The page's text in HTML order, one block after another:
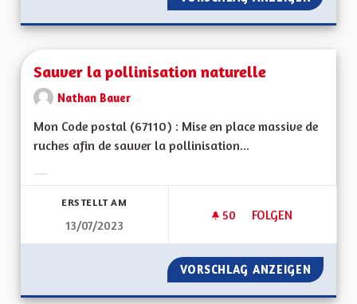
Sauver la pollinisation naturelle
Nathan Bauer
Mon Code postal (67110) : Mise en place massive de
ruches afin de sauver la pollinisation...
ERSTELLT AM
13/07/2023
50 50 FOLLOWER
FOLGEN
SAUVER LA
VORSCHLAG ANZEIGEN